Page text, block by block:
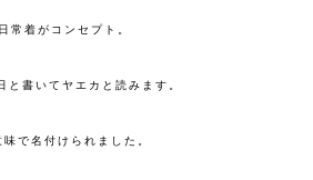
常着がコンセプト。
書いてヤエカと読みます。
で名付けられました。